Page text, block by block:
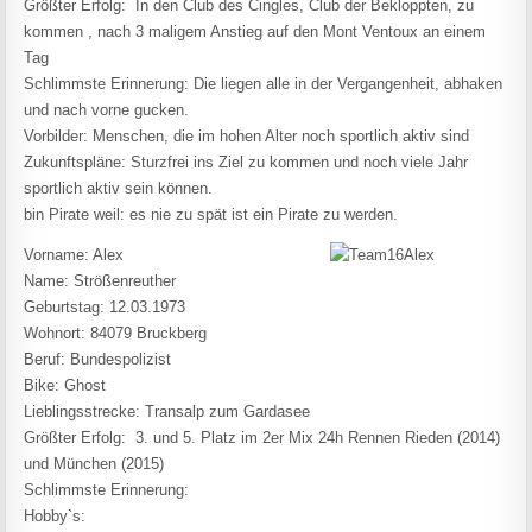
Größter Erfolg: In den Club des Cingles, Club der Bekloppten, zu
kommen , nach 3 maligem Anstieg auf den Mont Ventoux an einem
Tag
Schlimmste Erinnerung: Die liegen alle in der Vergangenheit, abhaken
und nach vorne gucken.
Vorbilder: Menschen, die im hohen Alter noch sportlich aktiv sind
Zukunftspläne: Sturzfrei ins Ziel zu kommen und noch viele Jahr
sportlich aktiv sein können.
bin Pirate weil: es nie zu spät ist ein Pirate zu werden.
Vorname: Alex
Name: Strößenreuther
Geburtstag: 12.03.1973
Wohnort: 84079 Bruckberg
Beruf: Bundespolizist
Bike: Ghost
Lieblingsstrecke: Transalp zum Gardasee
Größter Erfolg: 3. und 5. Platz im 2er Mix 24h Rennen Rieden (2014)
und München (2015)
Schlimmste Erinnerung:
Hobby`s: